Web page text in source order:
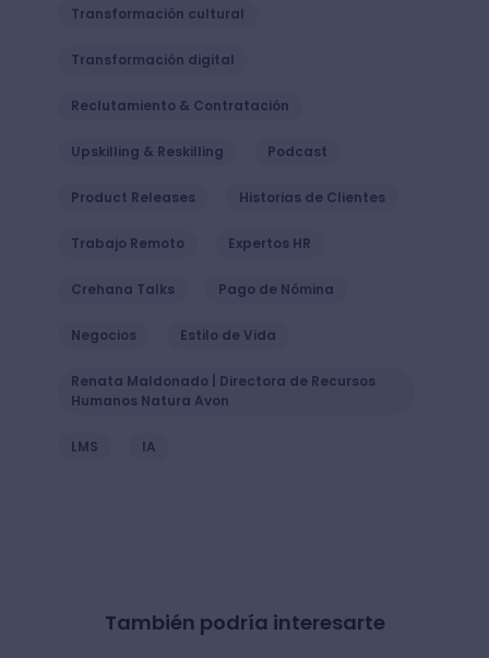
Transformación cultural
Transformación digital
Reclutamiento & Contratación
Upskilling & Reskilling Podcast
Product Releases Historias de Clientes
Trabajo Remoto Expertos HR
Crehana Talks Pago de Nómina
Negocios Estilo de Vida
Renata Maldonado | Directora de Recursos
Humanos Natura Avon
LMS IA
También podría interesarte